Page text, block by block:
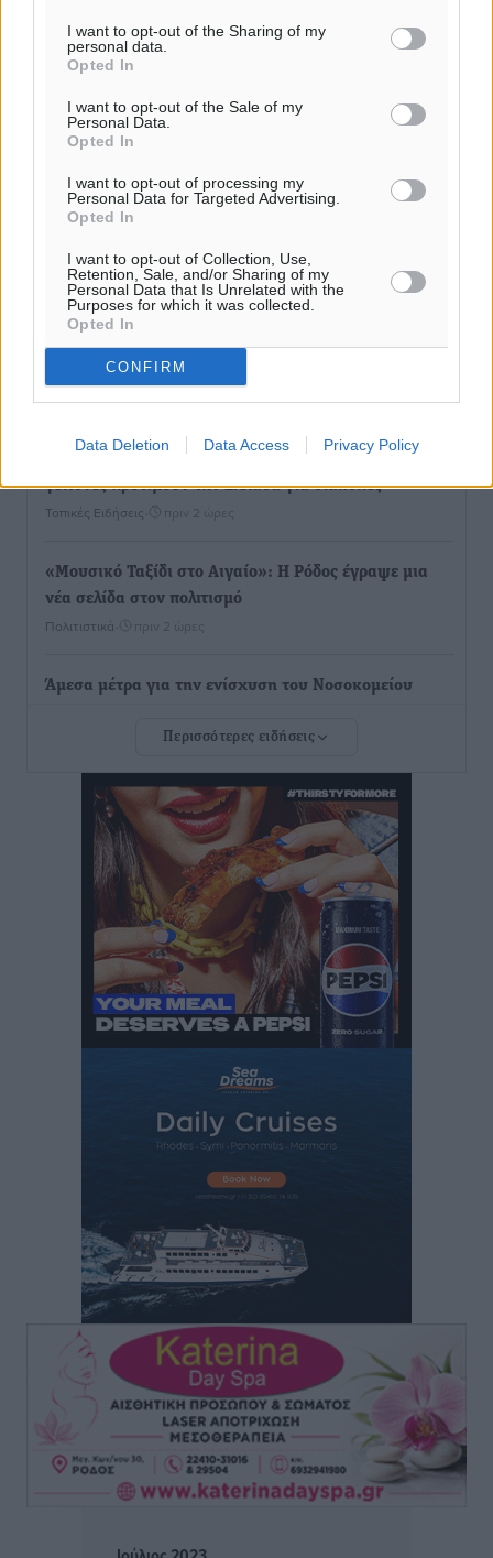
I want to opt-out of the Sharing of my
personal data.
Opted In
I want to opt-out of the Sale of my
Personal Data.
Opted In
I want to opt-out of processing my
Personal Data for Targeted Advertising.
Opted In
I want to opt-out of Collection, Use,
Retention, Sale, and/or Sharing of my
Personal Data that Is Unrelated with the
Purposes for which it was collected.
Opted In
CONFIRM
Data Deletion Data Access Privacy Policy
αναχωρούν από Πειραιά, Ραφήνα και Λαύριο
Ειδήσεις• πριν 52 λεπτά
Τι αλλάζει το χωροταξικό στις τουριστικές επενδύσεις
Τοπικές Ειδήσεις
ΥΠΑΑΤ: 12,5 εκατ. ευρώ στις 13 Περιφέρειες για μέτρα
Τοπικές Ειδήσεις• πριν 1 ώρα
Ποιοι φοιτητές μπορούν να λάβουν ενίσχυση για
στέγη έως 2.500 ευρώ
πριν 1 ώρα
«Γιατί οι Τούρκοι συρρέουν στα ελληνικά νησιά»:
Τουρκική εφημερίδα εξηγεί τους λόγους που οι
γείτονες προτιμούν την Ελλάδα για διακοπές
Τοπικές Ειδήσεις πριν 2 ώρες
«Μουσικό Ταξίδι στο Αιγαίο»: Η Ρόδος έγραψε μια
νέα σελίδα στον πολιτισμό
Πολιτιστικά πριν 2 ώρες
Άμεσα μέτρα για την ενίσχυση του Νοσοκομείου
ανακοίνωσε ο Άδωνις Γεωργιάδης
Iατρικός Σύλλογος Ροδου προς Α. Γεωργιάδη:
Στρατηγικές Προτάσεις για την Ενίσχυση της
Δημόσιας Υγείας στη Νησιωτική Ελλάδα και στα
Νοσοκομεία της Γ΄ Ζώνης
Τοπικές Ειδήσεις• πριν 2 ώρες
Πάνθηρες: Ξεκίνησαν αισιόδοξοι για την παρθενική
“πτήση” τους
Αθλητικά• πριν 3 ώρες
Αθλητικά• πριν 3 ώρες
Κλεάνθης: Έτοιμες οι κάρτες διαρκείας της νέας
σεζόν
Αθλητικά πριν 3 ώρες
Ατρόμητος Διμυλιάς: Ο Μαργαρίτης και μία
αδιαπραγμάτευτη φιλοσοφία
Αθλητικά• πριν 3 ώρες
Περισσότερες ειδήσεις